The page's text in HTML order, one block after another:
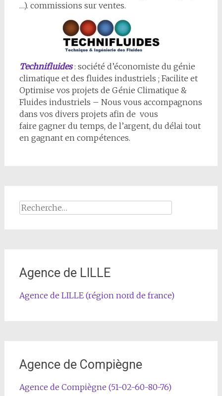
…). commissions sur ventes.
Technifluides: société d’économiste du génie
climatique et des fluides industriels ; Facilite et
Optimise vos projets de Génie Climatique &
Fluides industriels – Nous vous accompagnons
dans vos divers projets afin de vous
faire gagner du temps, de l’argent, du délai tout
en gagnant en compétences.
Rechercher :
Agence de LILLE
Agence de LILLE (région nord de france)
Agence de Compiègne
Agence de Compiègne (51-02-60-80-76)